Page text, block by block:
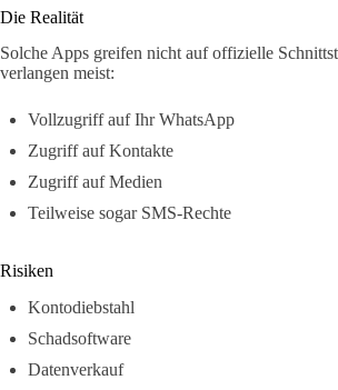
Die Realität
Solche Apps greifen nicht auf offizielle
verlangen meist:
Vollzugriff auf Ihr WhatsApp
Zugriff auf Kontakte
Zugriff auf Medien
Teilweise sogar SMS-Rechte
Risiken
Kontodiebstahl
Schadsoftware
Datenverkauf